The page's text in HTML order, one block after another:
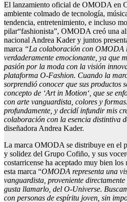
El lanzamiento oficial de OMODA en
ambiente colmado de tecnología,
tendencia, entretenimiento, e incluso
pilar“fashionista”, OMODA creó una
nacional Andrea Kader y juntos
marca “La colaboración con OMODA
verdaderamente emocionante, ya que
pasión por la moda con la visión
plataforma O-Fashion. Cuando la
sorprendió conocer que sus productos
concepto de ‘Art in Motion‘, que se
con arte vanguardista, colores y
profundamente, y decidí infundir mis
colaboración con la esencia distintiva
diseñadora Andrea Kader.
La marca OMODA se distribuye en el
y solidez del Grupo Cofiño, y sus
costarricense ha aceptado muy bien los
esta marca “OMODA representa una
vanguardista, proveniente
gusta llamarlo, del O-Universe.
con personas de espíritu joven, sin